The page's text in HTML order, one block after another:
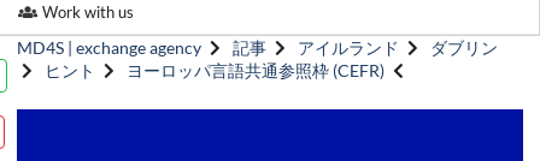
Work with us
MD4S | exchange agency 記事 アイルランド
ダブリン
ヒント
ヨーロッパ言語共通参照枠 (CEFR)